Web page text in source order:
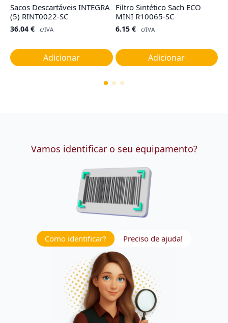
Sacos Descartáveis INTEGRA
(5) RINT0022-SC
36.04 € c/IVA
Adicionar
Filtro Sintético Sach ECO
MINI R10065-SC
6.15 € c/IVA
Adicionar
Vamos identificar o seu equipamento?
Como identificar? Preciso de ajuda!